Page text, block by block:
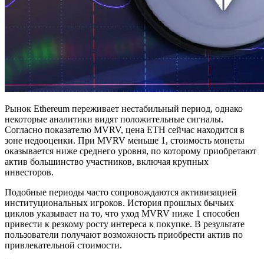
Рынок Ethereum переживает нестабильный период, однако
некоторые аналитики видят положительные сигналы.
Согласно показателю MVRV, цена ETH сейчас находится в
зоне недооценки. При MVRV меньше 1, стоимость монеты
оказывается ниже среднего уровня, по которому приобретают
актив большинство участников, включая крупных
инвесторов.
Подобные периоды часто сопровождаются активизацией
институциональных игроков. История прошлых бычьих
циклов указывает на то, что уход MVRV ниже 1 способен
привести к резкому росту интереса к покупке. В результате
пользователи получают возможность приобрести актив по
привлекательной стоимости.